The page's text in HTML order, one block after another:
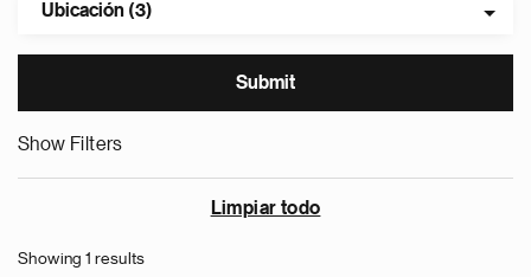
Ubicación (3)
Show Filters
Limpiar todo
Showing 1 results